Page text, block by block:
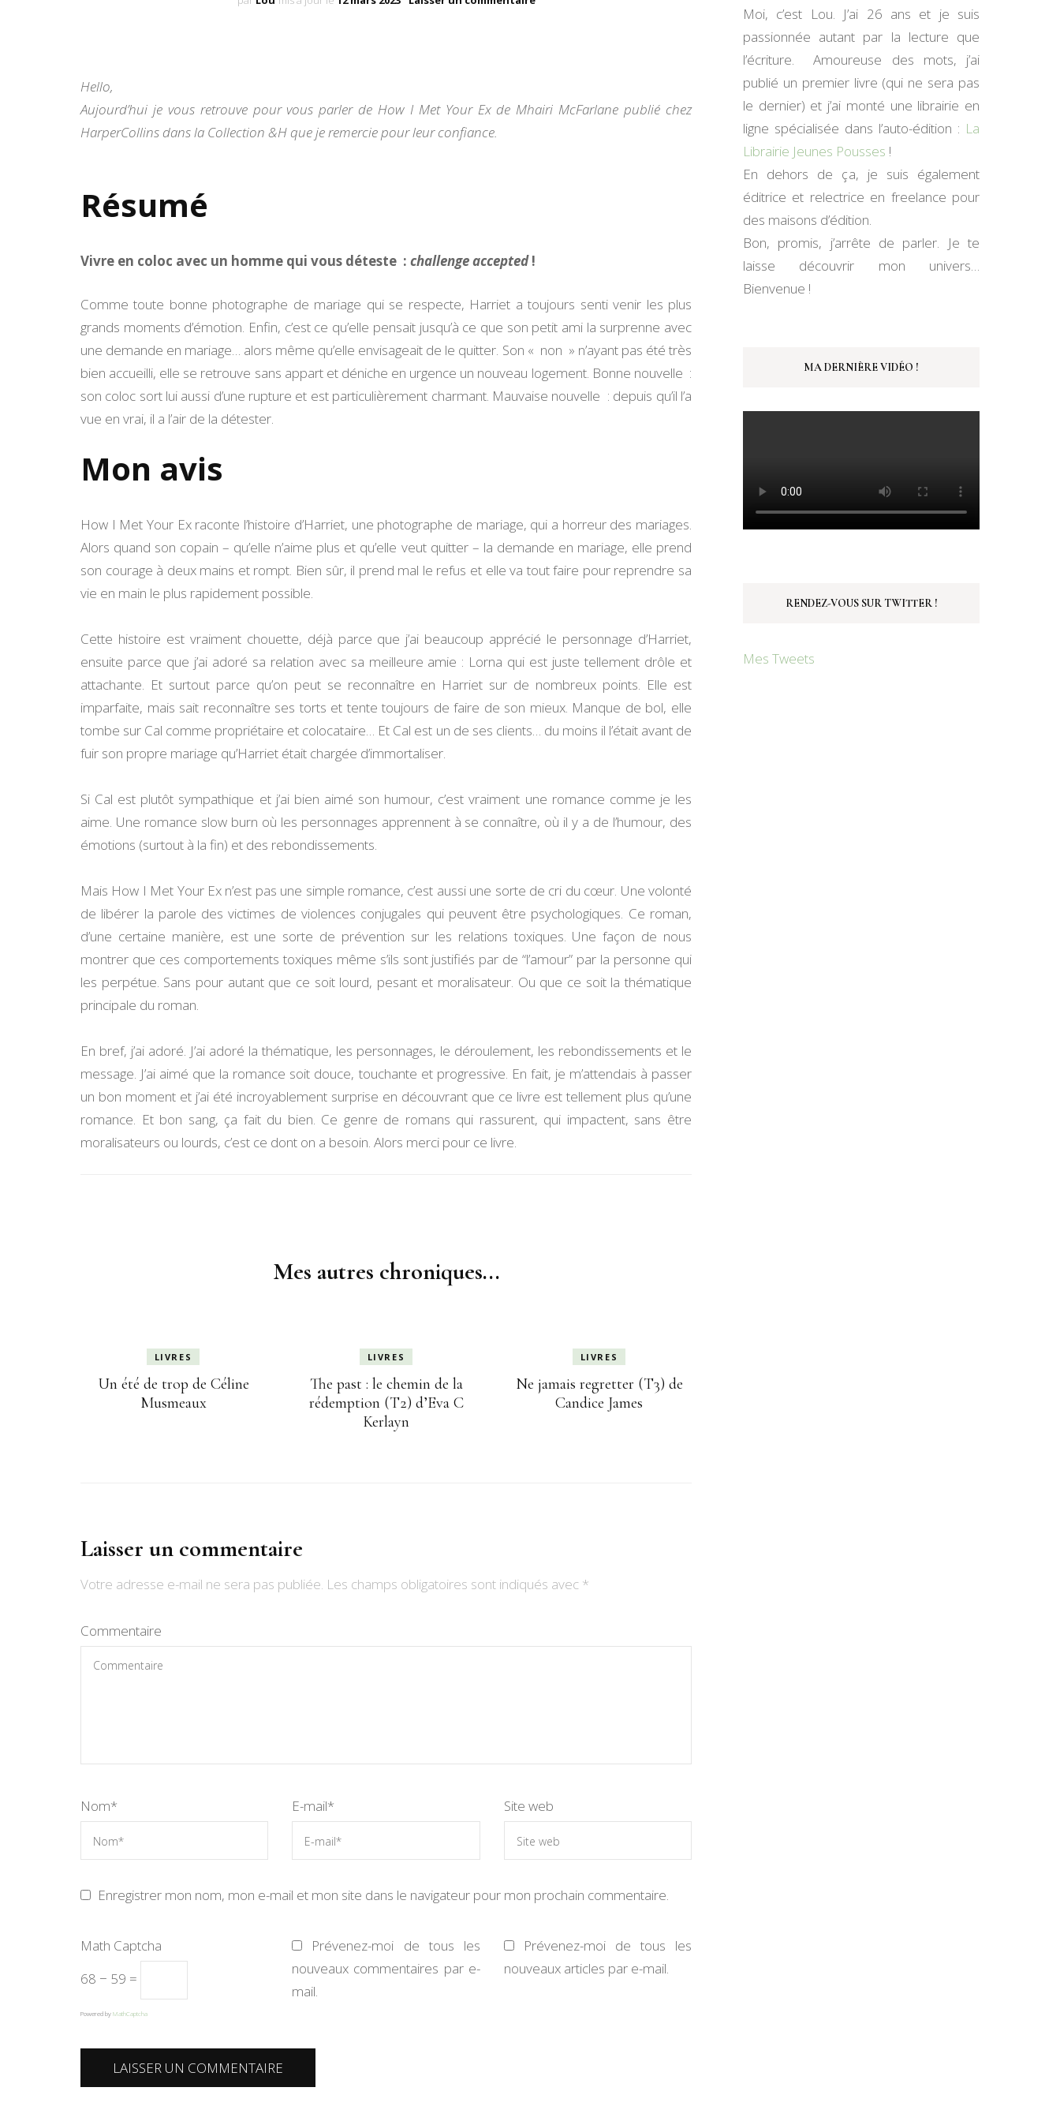
VOYAGES
MES RECOMMANDATIONS
Mhairi
Hello,
Aujourd’hui je vous retrouve pour vous parler de How I Met Your Ex de Mhairi McFarlane publié chez
HarperCollins dans la Collection &H que je remercie pour leur confiance.
Résumé
Vivre en coloc avec un homme qui vous déteste : challenge accepted!
Comme toute bonne photographe de mariage qui se respecte, Harriet a toujours senti venir les plus
grands moments d’émotion. Enfin, c’est ce qu’elle pensait jusqu’à ce que son petit ami la surprenne avec
une demande en mariage… alors même qu’elle envisageait de le quitter. Son « non » n’ayant pas été très
bien accueilli, elle se retrouve sans appart et déniche en urgence un nouveau logement. Bonne nouvelle :
son coloc sort lui aussi d’une rupture et est particulièrement charmant. Mauvaise nouvelle : depuis qu’il l’a
vue en vrai, il a l’air de la détester.
Mon avis
How I Met Your Ex raconte l’histoire d’Harriet, une photographe de mariage, qui a horreur des mariages.
Alors quand son copain – qu’elle n’aime plus et qu’elle veut quitter – la demande en mariage, elle prend
son courage à deux mains et rompt. Bien sûr, il prend mal le refus et elle va tout faire pour reprendre sa
vie en main le plus rapidement possible.
Cette histoire est vraiment chouette, déjà parce que j’ai beaucoup apprécié le personnage d’Harriet,
ensuite parce que j’ai adoré sa relation avec sa meilleure amie : Lorna qui est juste tellement drôle et
attachante. Et surtout parce qu’on peut se reconnaître en Harriet sur de nombreux points. Elle est
imparfaite, mais sait reconnaître ses torts et tente toujours de faire de son mieux. Manque de bol, elle
tombe sur Cal comme propriétaire et colocataire… Et Cal est un de ses clients… du moins il l’était avant de
fuir son propre mariage qu’Harriet était chargée d’immortaliser.
Si Cal est plutôt sympathique et j’ai bien aimé son humour, c’est vraiment une romance comme je les
aime. Une romance slow burn où les personnages apprennent à se connaître, où il y a de l’humour, des
émotions (surtout à la fin) et des rebondissements.
Mais How I Met Your Ex n’est pas une simple romance, c’est aussi une sorte de cri du cœur. Une volonté
de libérer la parole des victimes de violences conjugales qui peuvent être psychologiques. Ce roman,
d’une certaine manière, est une sorte de prévention sur les relations toxiques. Une façon de nous
montrer que ces comportements toxiques même s’ils sont justifiés par de “l’amour” par la personne qui
les perpétue. Sans pour autant que ce soit lourd, pesant et moralisateur. Ou que ce soit la thématique
principale du roman.
En bref, j’ai adoré. J’ai adoré la thématique, les personnages, le déroulement, les rebondissements et le
message. J’ai aimé que la romance soit douce, touchante et progressive. En fait, je m’attendais à passer
un bon moment et j’ai été incroyablement surprise en découvrant que ce livre est tellement plus qu’une
romance. Et bon sang, ça fait du bien. Ce genre de romans qui rassurent, qui impactent, sans être
moralisateurs ou lourds, c’est ce dont on a besoin. Alors merci pour ce livre.
Mes autres chroniques...
LIVRES
Un été de trop de Céline
Musmeaux
LIVRES
The past : le chemin de la
rédemption (T2) d’Eva C
Kerlayn
LIVRES
Ne jamais regretter (T3) de
Candice James
Laisser un commentaire
Votre adresse e-mail ne sera pas publiée. Les champs obligatoires sont indiqués avec *
Commentaire
Nom* E-mail* Site web
Enregistrer mon nom, mon e-mail et mon site dans le navigateur pour mon prochain commentaire.
Math Captcha
68 − 59 =
Powered byMathCaptcha
Prévenez-moi de tous les
nouveaux commentaires par e-
mail.
Prévenez-moi de tous les
nouveaux articles par e-mail.
Moi, c’est Lou. J’ai 26 ans et je suis
passionnée autant par la lecture que
l’écriture. Amoureuse des mots, j’ai
publié un premier livre (qui ne sera pas
le dernier) et j’ai monté une librairie en
ligne spécialisée dans l’auto-édition : La
Librairie Jeunes Pousses !
En dehors de ça, je suis également
éditrice et relectrice en freelance pour
des maisons d’édition.
Bon, promis, j’arrête de parler. Je te
laisse découvrir mon univers…
Bienvenue !
MA DERNIÈRE VIDÉO !
RENDEZ-VOUS SUR TWITTER !
Mes Tweets